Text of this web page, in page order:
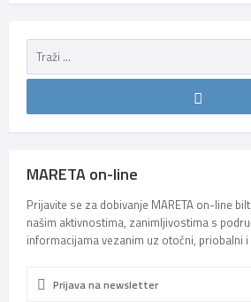
MARETA on-line
Prijavite se za dobivanje MARETA on-line
našim aktivnostima, zanimljivostima s
informacijama vezanim uz otočni, priobalni
Prijava na newsletter